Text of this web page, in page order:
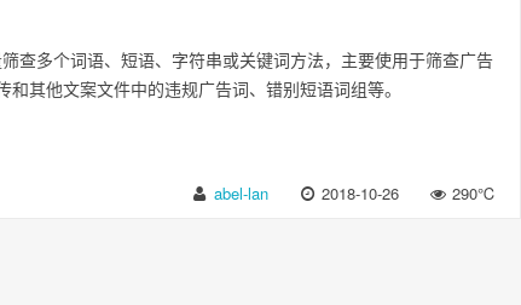
查多个词语、短语、字符串或关键词方法，主要使用于筛查广告
和其他文案文件中的违规广告词、错别短语词组等。
abel-lan 2018-10-26 290℃